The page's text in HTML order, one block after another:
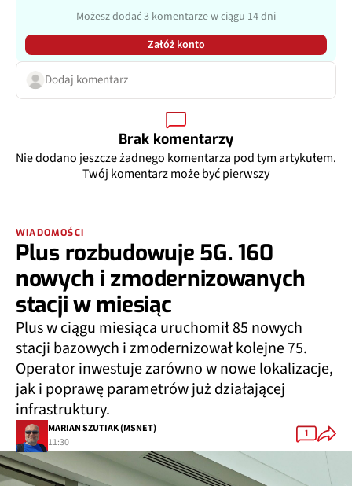
Możesz dodać 3 komentarze w ciągu 14 dni
Załóż konto
Dodaj komentarz
Brak komentarzy
Nie dodano jeszcze żadnego komentarza pod tym artykułem.
Twój komentarz może być pierwszy
WIADOMOŚCI
Plus rozbudowuje 5G. 160
nowych i zmodernizowanych
stacji w miesiąc
Plus w ciągu miesiąca uruchomił 85 nowych
stacji bazowych i zmodernizował kolejne 75.
Operator inwestuje zarówno w nowe lokalizacje,
jak i poprawę parametrów już działającej
infrastruktury.
MARIAN SZUTIAK (MSNET)
11:30
1